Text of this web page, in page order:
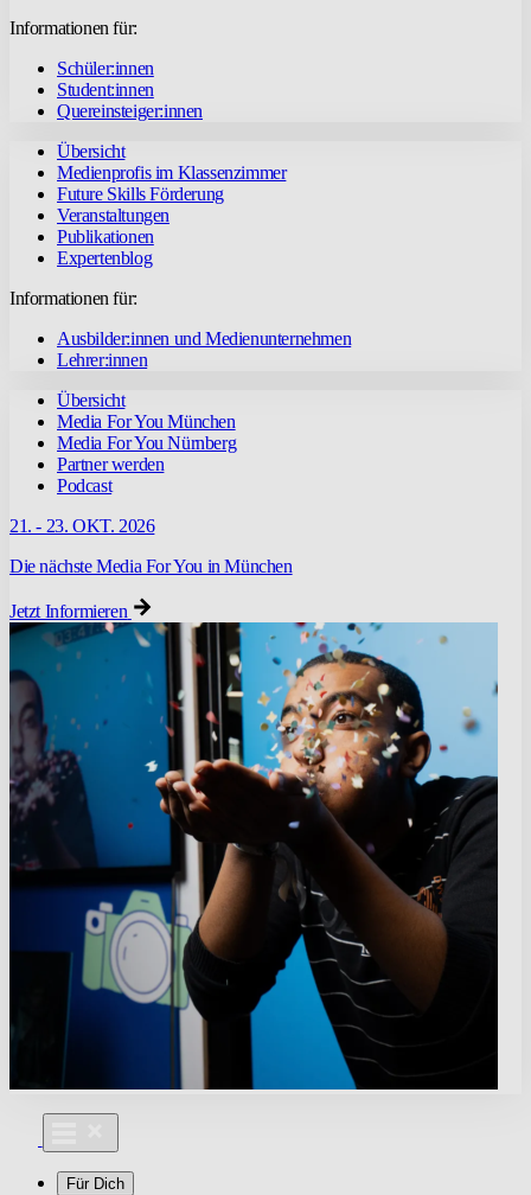
Informationen für:
Schüler:innen
Student:innen
Quereinsteiger:innen
Übersicht
Medienprofis im Klassenzimmer
Future Skills Förderung
Veranstaltungen
Publikationen
Expertenblog
Informationen für:
Ausbilder:innen und Medienunternehmen
Lehrer:innen
Übersicht
Media For You München
Media For You Nürnberg
Partner werden
Podcast
21. - 23. OKT. 2026
Die nächste Media For You in München
Jetzt Informieren
Für Dich